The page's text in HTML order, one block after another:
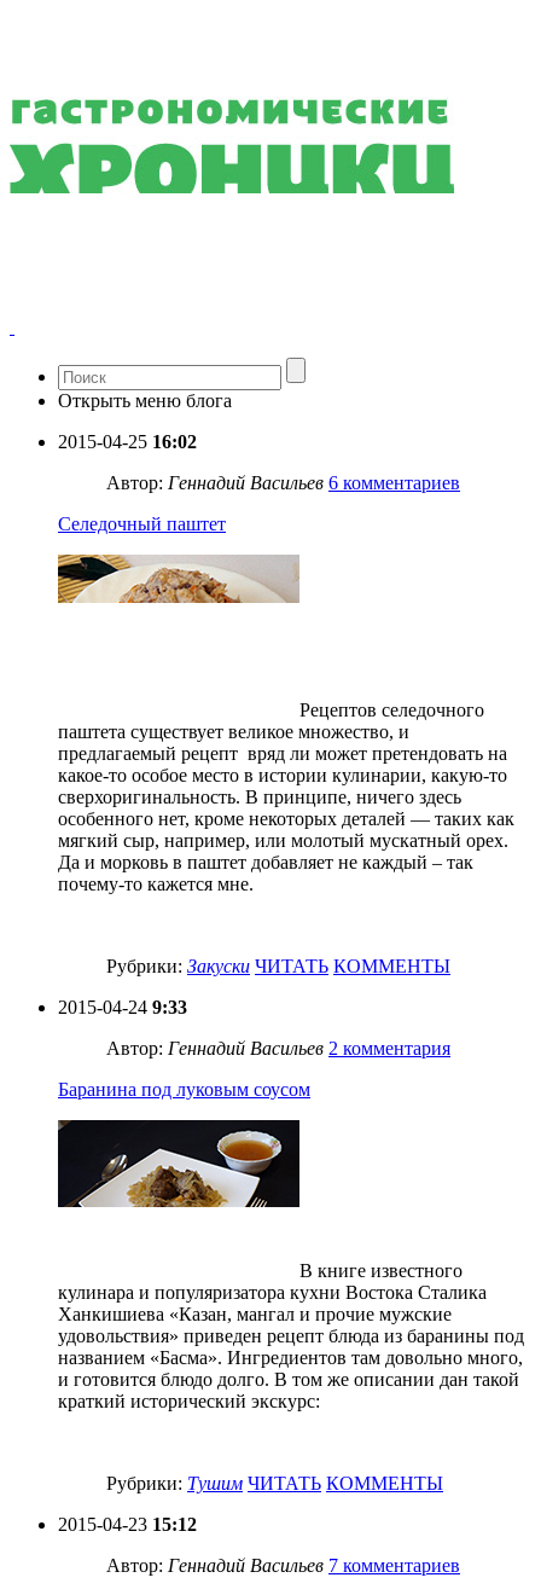
Открыть меню блога
2015-04-25 16:02
Автор: Геннадий Васильев 6 комментариев
Селедочный паштет
Рецептов селедочного
паштета существует великое множество, и
предлагаемый рецепт вряд ли может претендовать на
какое-то особое место в истории кулинарии, какую-то
сверхоригинальность. В принципе, ничего здесь
особенного нет, кроме некоторых деталей — таких как
мягкий сыр, например, или молотый мускатный орех.
Да и морковь в паштет добавляет не каждый – так
почему-то кажется мне.
Рубрики: Закуски ЧИТАТЬ КОММЕНТЫ
2015-04-24 9:33
Автор: Геннадий Васильев 2 комментария
Баранина под луковым соусом
В книге известного
кулинара и популяризатора кухни Востока Сталика
Ханкишиева «Казан, мангал и прочие мужские
удовольствия» приведен рецепт блюда из баранины под
названием «Басма». Ингредиентов там довольно много,
и готовится блюдо долго. В том же описании дан такой
краткий исторический экскурс:
Рубрики: Тушим ЧИТАТЬ КОММЕНТЫ
2015-04-23 15:12
Автор: Геннадий Васильев 7 комментариев